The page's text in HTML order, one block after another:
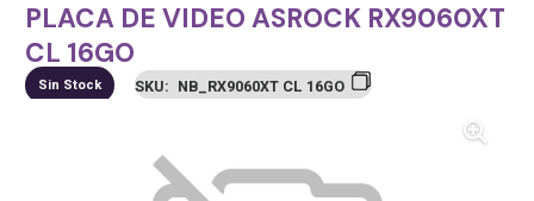
PLACA DE VIDEO ASROCK RX9060XT
CL 16GO
Sin Stock SKU: NB_RX9060XT CL 16GO